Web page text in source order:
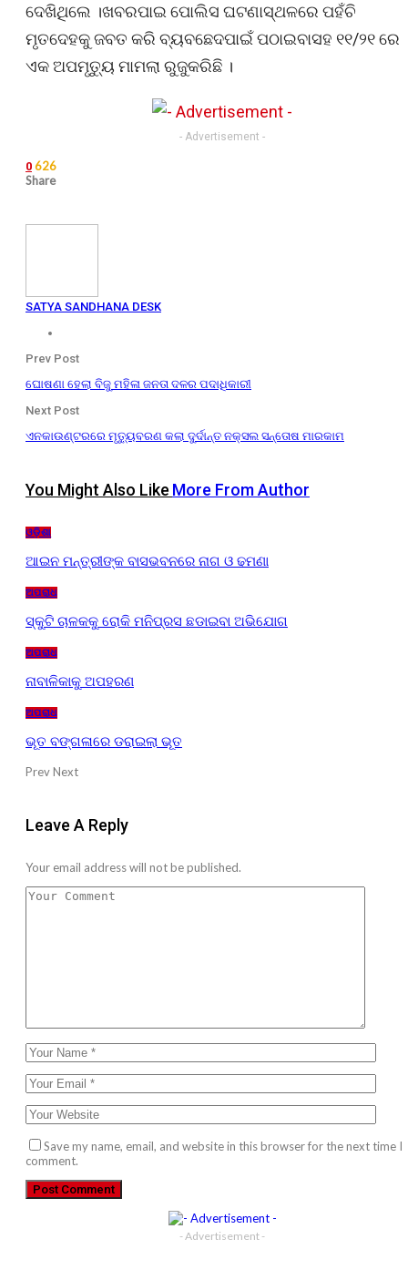
ଦେଖିଥିଲେ ।ଖବରପାଇ ପୋଲିସ ଘଟଣାସ୍ଥଳରେ ପହଁଚି
ମୃତଦେହକୁ ଜବତ କରି ବ୍ୟବଛେଦପାଇଁ ପଠାଇବାସହ ୧୧/୨୧ ରେ
ଏକ ଅପମୃତ୍ୟୁ ମାମଲା ରୁଜୁକରିଛି ।
- Advertisement -
0 626
Share
SATYA SANDHANA DESK
Prev Post
ଘୋଷଣା ହେଲା ବିଜୁ ମହିଳା ଜନତା ଦଳର ପଦାଧିକାରୀ
Next Post
ଏନକାଉଣ୍ଟରରେ ମୃତ୍ୟୁବରଣ କଲା ଦୁର୍ଦାନ୍ତ ନକ୍ସଲ ସନ୍ତୋଷ ମାରକାମ
You Might Also Like More From Author
ଓଡ଼ିଶା
ଆଇନ ମନ୍ତ୍ରୀଙ୍କ ବାସଭବନରେ ନାଗ ଓ ଢମଣା
ଅପରାଧ
ସ୍କୁଟି ଚାଳକକୁ ରୋକି ମନିପ୍ରସ ଛଡାଇବା ଅଭିଯୋଗ
ଅପରାଧ
ନାବାଳିକାକୁ ଅପହରଣ
ଅପରାଧ
ଭୂତ ବଙ୍ଗଳାରେ ଡରାଇଲା ଭୂତ
PrevNext
Leave A Reply
Your email address will not be published.
Save my name, email, and website in this browser for the next time I
comment.
- Advertisement -